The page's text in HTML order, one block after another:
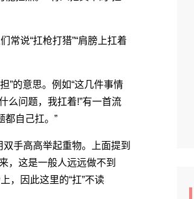
说“扛枪打猎”“肩膀上扛着
”的意思。例如“这几件事情
么问题，我扛着!”有一首流
都自己扛。”
手高高举起重物。上面提到
，这是一般人远远做不到
，因此这里的“扛”不读